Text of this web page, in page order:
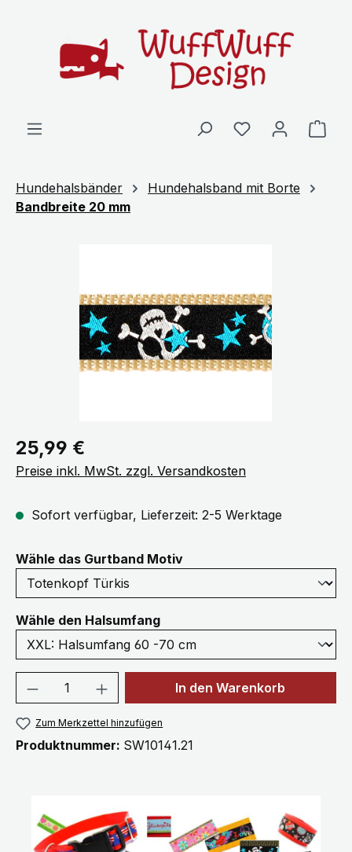
Hundehalsbänder
Hundehalsband mit Borte
Bandbreite 20 mm
Regulärer Preis:
25,99 €
Preise inkl. MwSt. zzgl. Versandkosten
Sofort verfügbar, Lieferzeit: 2-5 Werktage
Wähle das Gurtband Motivauswählen
Wähle den Halsumfangauswählen
Produkt Anzahl: Gib denIn den Warenkorb
Zum Merkzettel hinzufügen
Produktnummer: SW10141.21